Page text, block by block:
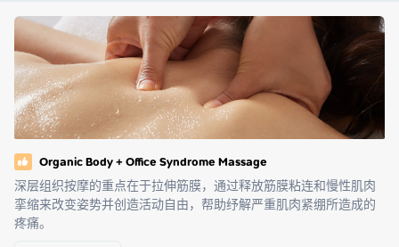
Organic​ Body​ ​+ Office​ Syndrome​ Massage​
深层组织按摩的重点在于拉伸筋膜，通过释放筋膜粘连和慢性肌肉
挛缩来改变姿势并创造活动自由，帮助纾解严重肌肉紧绷所造成的
疼痛。